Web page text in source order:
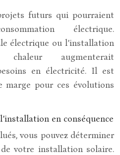
futurs qui pourraient
électrique.
électrique ou l’installation
augmenterait
en électricité. Il est
marge pour ces évolutions
en conséquence
vous pouvez déterminer
votre installation solaire.